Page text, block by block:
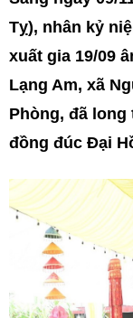
Tỵ), nhân kỷ
xuất gia 19/09
Lạng Am, xã
Phòng, đã
đồng đúc Đại